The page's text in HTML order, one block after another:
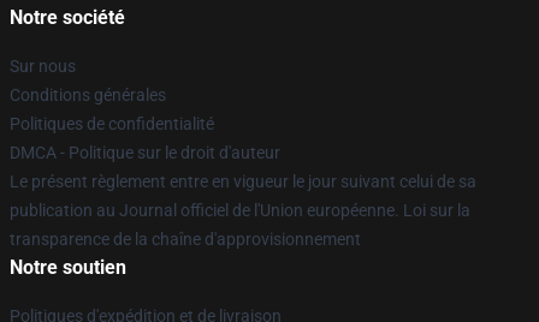
Notre société
Sur nous
Conditions générales
Politiques de confidentialité
DMCA - Politique sur le droit d'auteur
Le présent règlement entre en vigueur le jour suivant celui de sa
publication au Journal officiel de l'Union européenne. Loi sur la
transparence de la chaîne d'approvisionnement
Notre soutien
Politiques d'expédition et de livraison